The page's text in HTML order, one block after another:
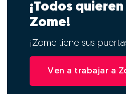
¡Todos
Zome!
¡Zome tiene sus
Ven a trabajar a